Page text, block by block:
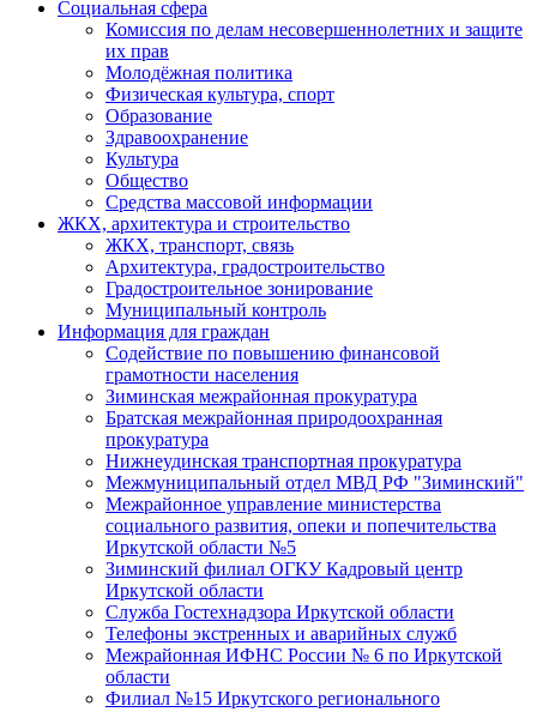
Социальная сфера
Комиссия по делам несовершеннолетних и защите
их прав
Молодёжная политика
Физическая культура, спорт
Образование
Здравоохранение
Культура
Общество
Средства массовой информации
ЖКХ, архитектура и строительство
ЖКХ, транспорт, связь
Архитектура, градостроительство
Градостроительное зонирование
Муниципальный контроль
Информация для граждан
Содействие по повышению финансовой
грамотности населения
Зиминская межрайонная прокуратура
Братская межрайонная природоохранная
прокуратура
Нижнеудинская транспортная прокуратура
Межмуниципальный отдел МВД РФ "Зиминский"
Межрайонное управление министерства
социального развития, опеки и попечительства
Иркутской области №5
Зиминский филиал ОГКУ Кадровый центр
Иркутской области
Служба Гостехнадзора Иркутской области
Телефоны экстренных и аварийных служб
Межрайонная ИФНС России № 6 по Иркутской
области
Филиал №15 Иркутского регионального